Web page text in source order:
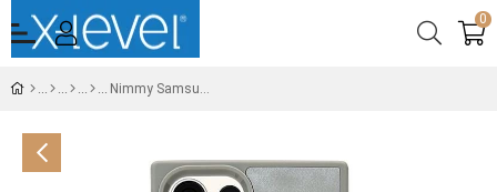
0
Nimmy Samsung S24 Tiger Series Gri Telefon Kılıfı